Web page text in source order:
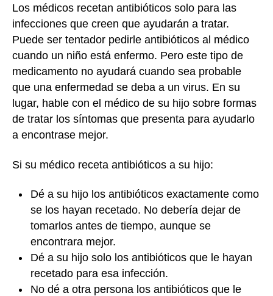
Los médicos recetan antibióticos solo para las
infecciones que creen que ayudarán a tratar.
Puede ser tentador pedirle antibióticos al médico
cuando un niño está enfermo. Pero este tipo de
medicamento no ayudará cuando sea probable
que una enfermedad se deba a un virus. En su
lugar, hable con el médico de su hijo sobre formas
de tratar los síntomas que presenta para ayudarlo
a encontrase mejor.
Si su médico receta antibióticos a su hijo:
Dé a su hijo los antibióticos exactamente como
se los hayan recetado. No debería dejar de
tomarlos antes de tiempo, aunque se
encontrara mejor.
Dé a su hijo solo los antibióticos que le hayan
recetado para esa infección.
No dé a otra persona los antibióticos que le